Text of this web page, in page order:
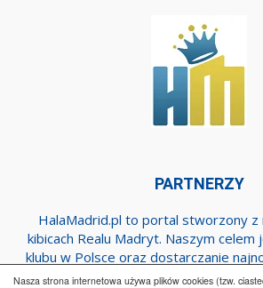
Nasza strona internetowa używa plików cookies (tzw.
PARTNERZY
HalaMadrid.pl to portal stworzony z
kibicach Realu Madryt. Naszym celem
klubu w Polsce oraz dostarczanie
dotyczących zespołu z Estadio